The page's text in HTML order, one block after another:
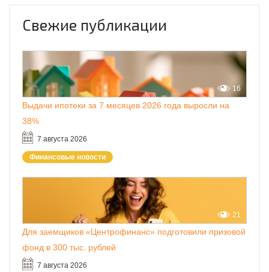
Свежие публикации
Выдачи ипотеки за 7 месяцев 2026 года выросли на
38%
7 августа 2026
16
Финансовые новости
Для заемщиков «Центрофинанс» подготовили призовой
фонд в 300 тыс. рублей
7 августа 2026
21